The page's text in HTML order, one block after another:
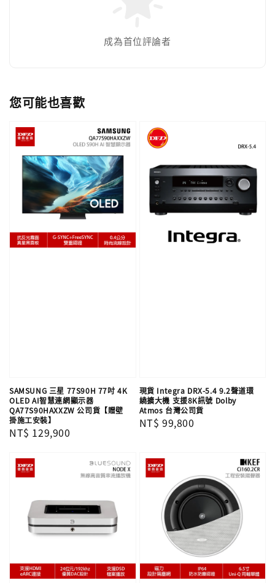
成為首位評論者
您可能也喜歡
SAMSUNG 三星 77S90H 77吋 4K
OLED AI智慧連網顯示器
QA77S90HAXXZW 公司貨【贈壁
掛施工安裝】
Regular
NT$ 129,900
現貨 Integra DRX-5.4 9.2聲道環
繞擴大機 支援8K訊號 Dolby
Atmos 台灣公司貨
Regular
NT$ 99,800